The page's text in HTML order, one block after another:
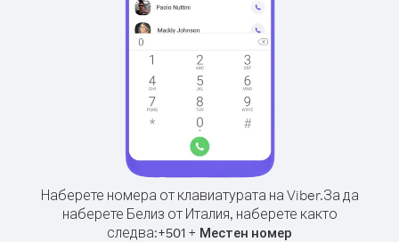
Наберете номера от клавиатурата на Viber.За да
наберете Белиз от Италия, наберете както
следва:+501 + Местен номер